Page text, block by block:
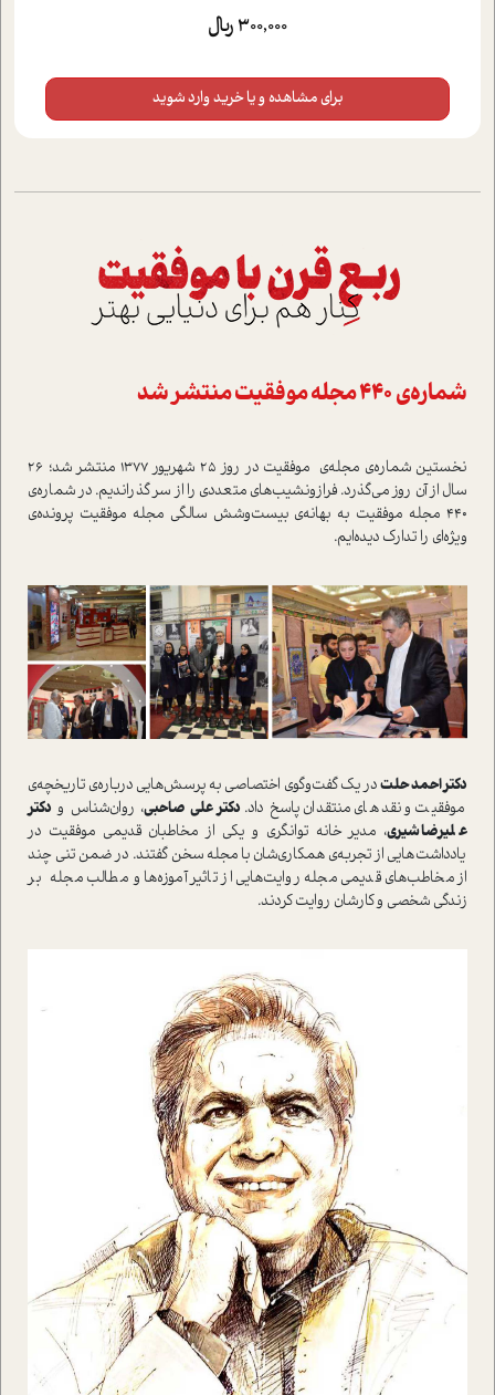
300,000 ریال
برای مشاهده و یا خرید وارد شوید
شماره‌ي 440 مجله موفقيت منتشر شد
نخستين شماره‌ي مجله‌ي موفقيت در روز 25 شهريور 1377 منتشر شد؛ 26
سال از آن روز مي‌گذرد. فراز‌و‌نشيب‌هاي متعددي را از سر گذرانديم. در شماره‌ي
440 مجله موفقيت به بهانه‌ي بيست‌و‌شش سالگي مجله موفقيت پرونده‌ي
ويژه‌اي را تدارک ديده‌ايم.
دکتر احمد حلتدر يک گفت‌و‌گوي اختصاصي به پرسش‌هايي درباره‌ي تاريخچه‌ي
موفقيت و نقد‌هاي منتقدان پاسخ داد. دکتر علي صاحبي، روان‌شناس و دکتر
عليرضا شيري، مدير خانه توانگري و يکي از مخاطبان قديمي موفقيت در
يادداشت‌هايي از تجربه‌ي همکاري‌شان با مجله سخن گفتند. در ضمن تني چند
از مخاطب‌هاي قديمي مجله روايت‌هايي از تاثير آموزه‌ها و مطالب مجله بر
زندگي شخصي و کارشان روايت کردند.